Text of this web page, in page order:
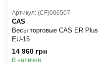
Артикул: (CF)006507
CAS
Весы торговые CAS ER Plus
EU-15
14 960 грн
В наличии